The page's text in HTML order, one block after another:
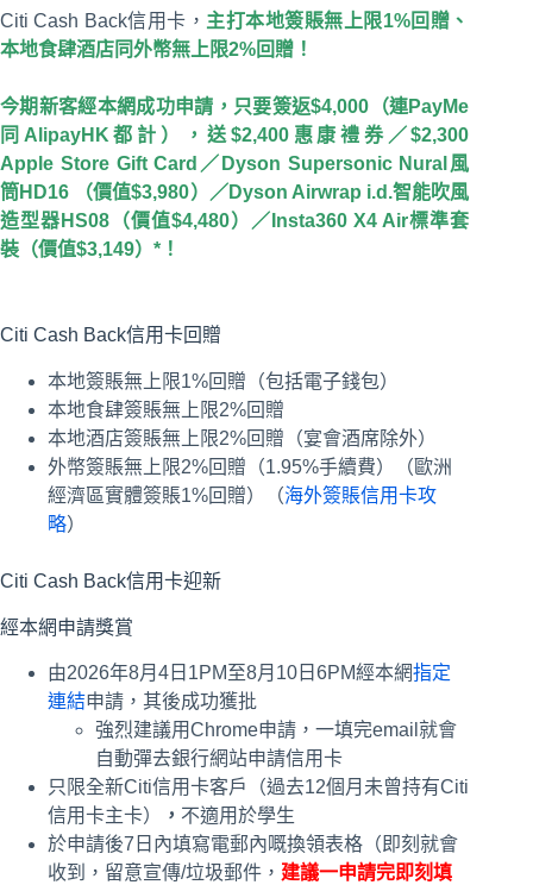
Citi Cash Back信用卡， 主打本地簽賬無上限1%回贈、
本地食肆酒店同外幣無上限2%回贈！
今期新客經本網成功申請，只要簽返$4,000（連PayMe
同AlipayHK都計），送$2,400惠康禮券／$2,300
Apple Store Gift Card／Dyson Supersonic Nural風
筒HD16 （價值$3,980）／Dyson Airwrap i.d.智能吹風
造型器HS08（價值$4,480）／Insta360 X4 Air標準套
裝（價值$3,149）*！
Citi Cash Back信用卡回贈
本地簽賬無上限1%回贈（包括電子錢包）
本地食肆簽賬無上限2%回贈
本地酒店簽賬無上限2%回贈（宴會酒席除外）
外幣簽賬無上限2%回贈（1.95%手續費）（歐洲
經濟區實體簽賬1%回贈）（海外簽賬信用卡攻
略）
Citi Cash Back信用卡迎新
經本網申請獎賞
由2026年8月4日1PM至8月10日6PM經本網指定
連結申請，其後成功獲批
強烈建議用Chrome申請，一填完email就會
自動彈去銀行網站申請信用卡
只限全新Citi信用卡客戶
（過去12個月未曾持有Citi
信用卡主卡）
， 不適用於學生
於申請後7日內填寫電郵內嘅換領表格（即刻就會
收到，留意宣傳/垃圾郵件， 建議一申請完即刻填